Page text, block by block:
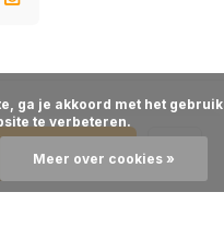
Privacy Policy Sitemap
made byWebdinge
te verbeteren.
Meer over cookies »